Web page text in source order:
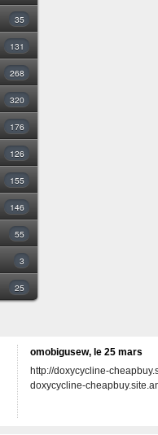
35
131
268
320
176
126
155
146
55
3
25
omobigusew, le 25 mars
http://doxycycline-
doxycycline-